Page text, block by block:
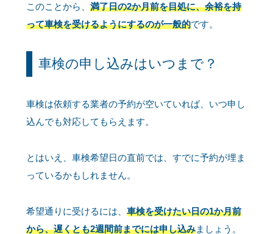
このことから、 満了日の2か月前を目処に、余裕を持
って車検を受けるようにするのが一般的です。
車検の申し込みはいつまで？
車検は依頼する業者の予約が空いていれば、いつ申し
込んでも対応してもらえます。
とはいえ、車検希望日の直前では、すでに予約が埋ま
っているかもしれません。
希望通りに受けるには、 車検を受けたい日の1か月前
から、遅くとも2週間前までには申し込みましょう。